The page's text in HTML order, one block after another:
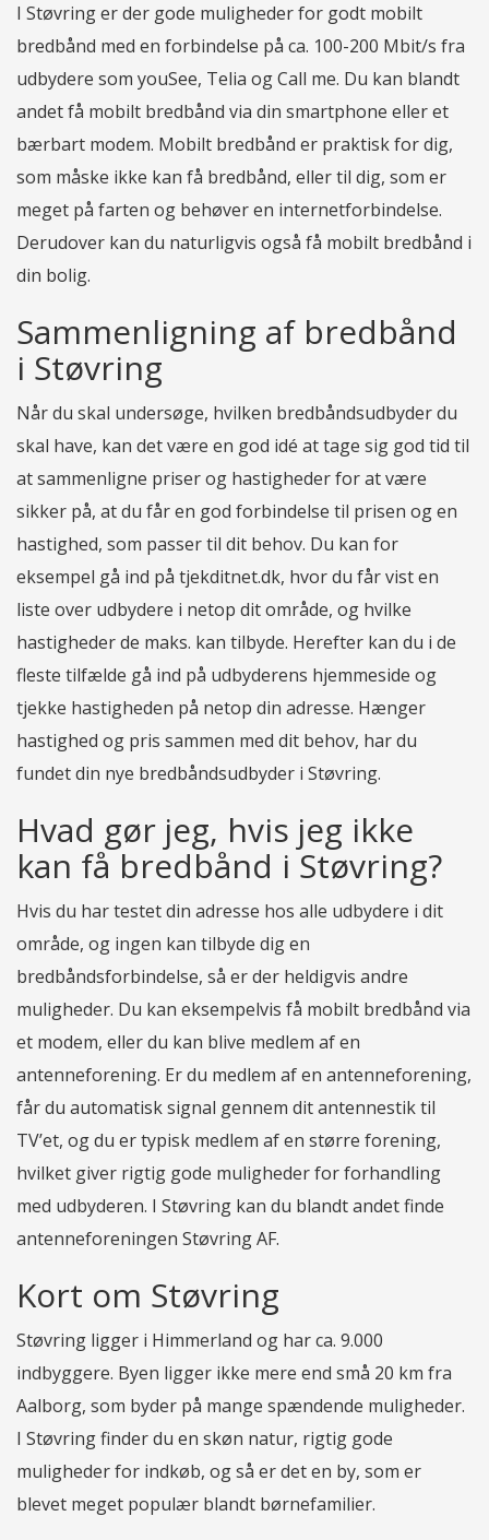
I Støvring er der gode muligheder for godt mobilt
bredbånd med en forbindelse på ca. 100-200 Mbit/s fra
udbydere som youSee, Telia og Call me. Du kan blandt
andet få mobilt bredbånd via din smartphone eller et
bærbart modem. Mobilt bredbånd er praktisk for dig,
som måske ikke kan få bredbånd, eller til dig, som er
meget på farten og behøver en internetforbindelse.
Derudover kan du naturligvis også få mobilt bredbånd i
din bolig.
Sammenligning af bredbånd
i Støvring
Når du skal undersøge, hvilken bredbåndsudbyder du
skal have, kan det være en god idé at tage sig god tid til
at sammenligne priser og hastigheder for at være
sikker på, at du får en god forbindelse til prisen og en
hastighed, som passer til dit behov. Du kan for
eksempel gå ind på tjekditnet.dk, hvor du får vist en
liste over udbydere i netop dit område, og hvilke
hastigheder de maks. kan tilbyde. Herefter kan du i de
fleste tilfælde gå ind på udbyderens hjemmeside og
tjekke hastigheden på netop din adresse. Hænger
hastighed og pris sammen med dit behov, har du
fundet din nye bredbåndsudbyder i Støvring.
Hvad gør jeg, hvis jeg ikke
kan få bredbånd i Støvring?
Hvis du har testet din adresse hos alle udbydere i dit
område, og ingen kan tilbyde dig en
bredbåndsforbindelse, så er der heldigvis andre
muligheder. Du kan eksempelvis få mobilt bredbånd via
et modem, eller du kan blive medlem af en
antenneforening. Er du medlem af en antenneforening,
får du automatisk signal gennem dit antennestik til
TV’et, og du er typisk medlem af en større forening,
hvilket giver rigtig gode muligheder for forhandling
med udbyderen. I Støvring kan du blandt andet finde
antenneforeningen Støvring AF.
Kort om Støvring
Støvring ligger i Himmerland og har ca. 9.000
indbyggere. Byen ligger ikke mere end små 20 km fra
Aalborg, som byder på mange spændende muligheder.
I Støvring finder du en skøn natur, rigtig gode
muligheder for indkøb, og så er det en by, som er
blevet meget populær blandt børnefamilier.